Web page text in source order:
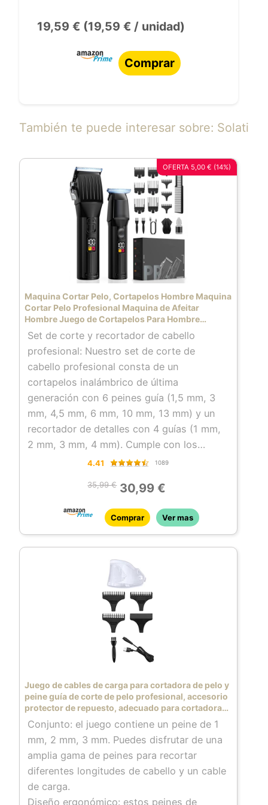
19,59 € (19,59 € / unidad)
Comprar
También te puede interesar sobre: Solati
OFERTA 5,00 € (14%)
Maquina Cortar Pelo, Cortapelos Hombre Maquina
Cortar Pelo Profesional Maquina de Afeitar
Hombre Juego de Cortapelos Para Hombre
Recortadora de Barba Maquina Afeitar Regalos
Para Hombres
Set de corte y recortador de cabello
profesional: Nuestro set de corte de
cabello profesional consta de un
cortapelos inalámbrico de última
generación con 6 peines guía (1,5 mm, 3
mm, 4,5 mm, 6 mm, 10 mm, 13 mm) y un
recortador de detalles con 4 guías (1 mm,
2 mm, 3 mm, 4 mm). Cumple con los
requisitos de corte de cabello, arte capilar,
adecuado tanto para peluqueros
profesionales como para uso doméstico.
Pantalla LCD inteligente y batería de gran
capacidad: la cortadora de cabello
recargable incorporada de 2500 mAh de
alta calidad, que proporciona un tiempo de
funcionamiento extra largo de 300 minutos
después de una carga completa de 3
horas. La recortadora de detalles puede
funcionar durante 180 minutos con una
sola carga después de una carga completa
cuentan con una pantalla de nivel de carga
LCD de alta resolución para que puedas
ver el nivel de carga en cualquier momento
y no tengas que apagarla.
Motor potente y tecnología silenciosa:
Tanto la cortadora de cabello como la
recortadora están equipadas con motores
de núcleo de cobre de alto rendimiento que
4.41 1089
35,99 € 30,99 €
Comprar Ver mas
Juego de cables de carga para cortadora de pelo y
peine guía de corte de pelo profesional, accesorio
protector de repuesto, adecuado para cortadora
de pelo
Conjunto: el juego contiene un peine de 1
mm, 2 mm, 3 mm. Puedes disfrutar de una
amplia gama de peines para recortar
diferentes longitudes de cabello y un cable
de carga.
Diseño ergonómico: estos peines de